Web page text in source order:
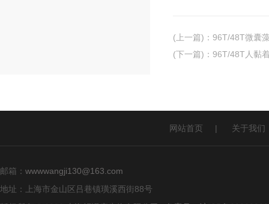
(上一篇) ： 96T/48T微囊
(下一篇) ： 96T/48T人黏
网站首页 | 关于我们
邮箱： wwwwangji130@163.com
地址：上海市金山区吕巷镇璜溪西街88号